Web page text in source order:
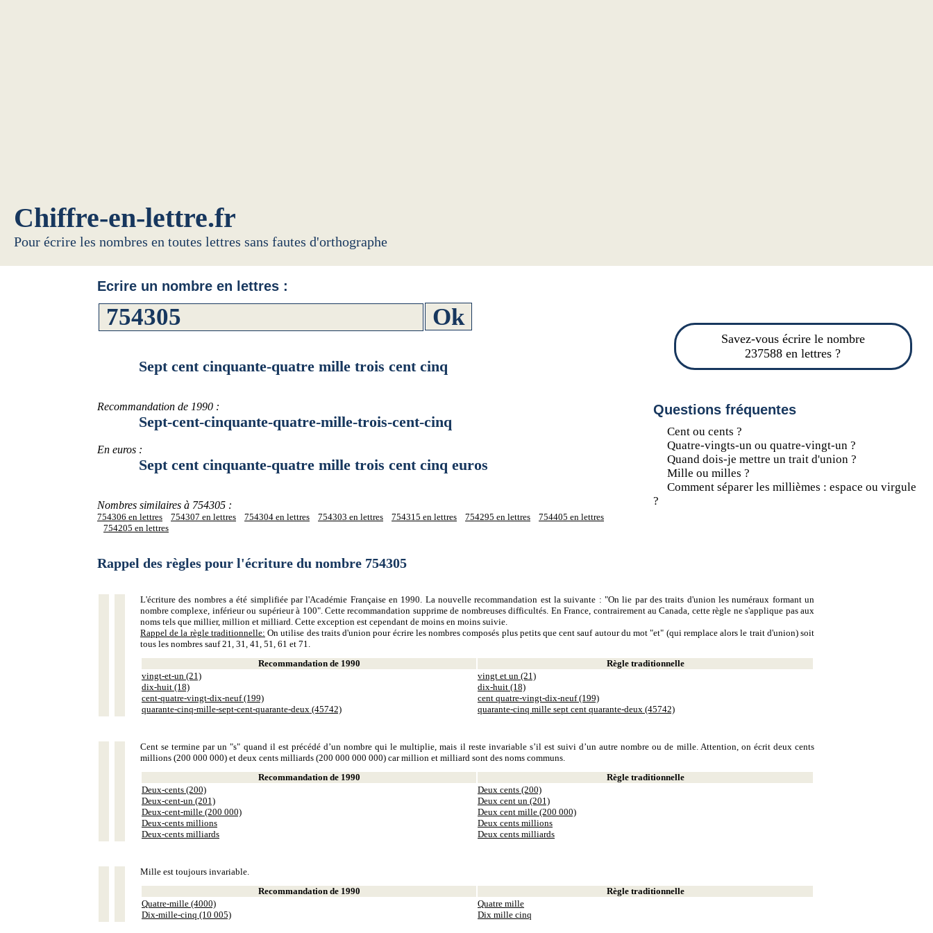
Chiffre-en-lettre.fr
Pour écrire les nombres en toutes lettres sans fautes d'orthographe
Savez-vous écrire le nombre
237588 en lettres ?
Questions fréquentes
Cent ou cents ?
Quatre-vingts-un ou quatre-vingt-un ?
Quand dois-je mettre un trait d'union ?
Mille ou milles ?
Comment séparer les millièmes : espace ou virgule
?
Ecrire un nombre en lettres :
Sept cent cinquante-quatre mille trois cent cinq
Recommandation de 1990 :
Sept-cent-cinquante-quatre-mille-trois-cent-cinq
En euros :
Sept cent cinquante-quatre mille trois cent cinq euros
Nombres similaires à 754305 :
754306 en lettres 754307 en lettres 754304 en lettres 754303 en lettres 754315 en lettres 754295 en lettres
754405 en lettres
754205 en lettres
Rappel des règles pour l'écriture du nombre 754305
L'écriture des nombres a été simplifiée par l'Académie Française en 1990. La nouvelle recommandation est la suivante : "On lie par des traits d'union les numéraux formant un
nombre complexe, inférieur ou supérieur à 100". Cette recommandation supprime de nombreuses difficultés. En France, contrairement au Canada, cette règle ne s'applique pas aux
noms tels que millier, million et milliard. Cette exception est cependant de moins en moins suivie.
Rappel de la règle traditionnelle: On utilise des traits d'union pour écrire les nombres composés plus petits que cent sauf autour du mot "et" (qui remplace alors le trait d'union) soit
tous les nombres sauf 21, 31, 41, 51, 61 et 71.
Recommandation de 1990
Règle traditionnelle
vingt-et-un (21)
dix-huit (18)
cent-quatre-vingt-dix-neuf (199)
quarante-cinq-mille-sept-cent-quarante-deux (45742)
vingt et un (21)
dix-huit (18)
cent quatre-vingt-dix-neuf (199)
quarante-cinq mille sept cent quarante-deux (45742)
Cent se termine par un "s" quand il est précédé d’un nombre qui le multiplie, mais il reste invariable s’il est suivi d’un autre nombre ou de mille. Attention, on écrit deux cents
millions (200 000 000) et deux cents milliards (200 000 000 000) car million et milliard sont des noms communs.
Recommandation de 1990
Règle traditionnelle
Deux-cents (200)
Deux-cent-un (201)
Deux-cent-mille (200 000)
Deux-cents millions
Deux-cents milliards
Deux cents (200)
Deux cent un (201)
Deux cent mille (200 000)
Deux cents millions
Deux cents milliards
Mille est toujours invariable.
Recommandation de 1990
Règle traditionnelle
Quatre-mille (4000)
Dix-mille-cinq (10 005)
Quatre mille
Dix mille cinq